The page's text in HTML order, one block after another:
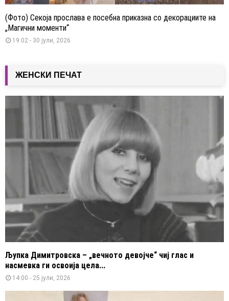
(Фото) Секоја прослава е посебна приказна со декорациите на
„Магични моменти“
19:02 - 30 јули, 2026
ЖЕНСКИ ПЕЧАТ
Љупка Димитровска – „вечното девојче“ чиј глас и
насмевка ги освоија цела...
14:00 - 25 јули, 2026